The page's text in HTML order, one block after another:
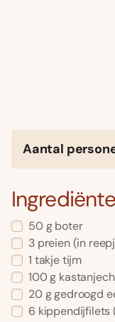
Aantal
50 g boter
3 preien (in
1 takje tijm
100 g
20 g gedroogd
6 kippendijfilets